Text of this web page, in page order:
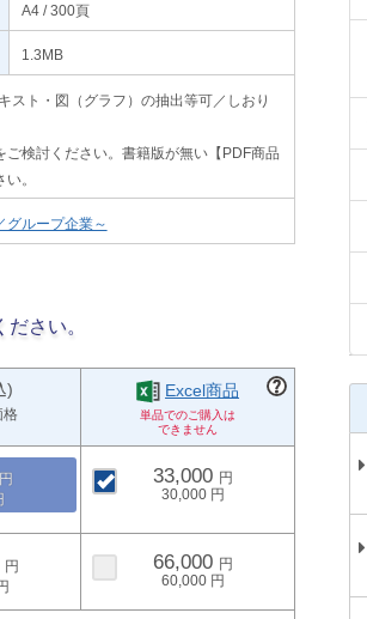
A4 / 300頁
1.3MB
ト・図（グラフ）の抽出等可／しおり
検討ください。書籍版が無い【PDF商品
。
グループ企業～
さい。
)
格
Excel商品
33,000
30,000
66,000
60,000